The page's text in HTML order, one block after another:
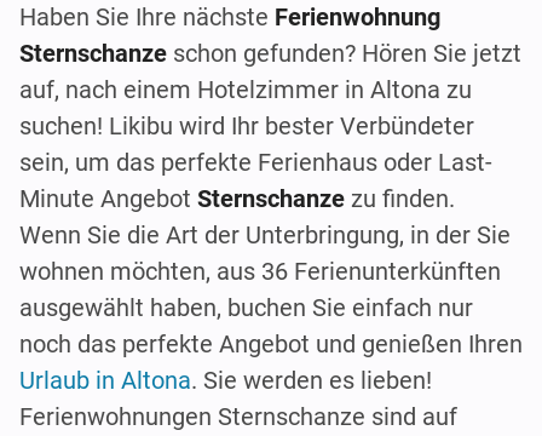
Haben Sie Ihre nächste Ferienwohnung
Sternschanze schon gefunden? Hören Sie jetzt
auf, nach einem Hotelzimmer in Altona zu
suchen! Likibu wird Ihr bester Verbündeter
sein, um das perfekte Ferienhaus oder Last-
Minute Angebot Sternschanze zu finden.
Wenn Sie die Art der Unterbringung, in der Sie
wohnen möchten, aus 36 Ferienunterkünften
ausgewählt haben, buchen Sie einfach nur
noch das perfekte Angebot und genießen Ihren
Urlaub in Altona. Sie werden es lieben!
Ferienwohnungen Sternschanze sind auf